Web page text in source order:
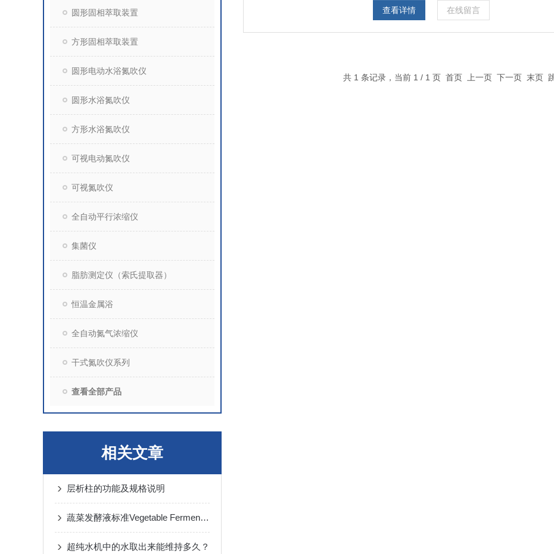
圆形固相萃取装置
方形固相萃取装置
圆形电动水浴氮吹仪
圆形水浴氮吹仪
方形水浴氮吹仪
可视电动氮吹仪
可视氮吹仪
全自动平行浓缩仪
集菌仪
脂肪测定仪（索氏提取器）
恒温金属浴
全自动氮气浓缩仪
干式氮吹仪系列
查看全部产品
相关文章
层析柱的功能及规格说明
蔬菜发酵液标准Vegetable Fermentation
超纯水机中的水取出来能维持多久？
查看详情 在线留言
共 1 条记录，当前 1 / 1 页 首页 上一页 下一页 末页